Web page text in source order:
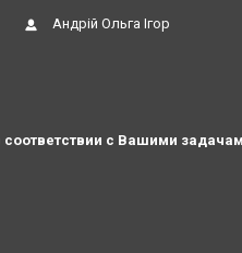
Андрій Ольга Ігор
с Вашими